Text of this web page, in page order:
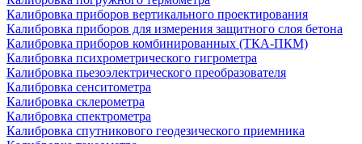
Калибровка приборов вертикального проектирования
Калибровка приборов для измерения защитного слоя бетона
Калибровка приборов комбинированных (ТКА-ПКМ)
Калибровка психрометрического гигрометра
Калибровка пьезоэлектрического преобразователя
Калибровка сенситометра
Калибровка склерометра
Калибровка спектрометра
Калибровка спутникового геодезического приемника